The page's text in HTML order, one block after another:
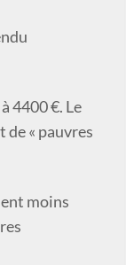
4400 €. Le
« pauvres
moins